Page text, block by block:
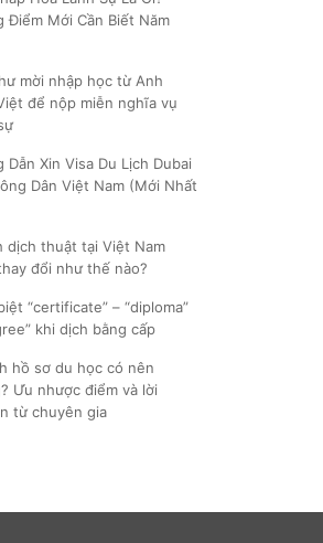
Điểm Mới Cần Biết Năm
mời nhập học từ Anh
để nộp miễn nghĩa vụ
Dẫn Xin Visa Du Lịch Dubai
Dân Việt Nam (Mới Nhất
dịch thuật tại Việt Nam
đổi như thế nào?
“certificate” – “diploma”
khi dịch bằng cấp
hồ sơ du học có nên
Ưu nhược điểm và lời
từ chuyên gia